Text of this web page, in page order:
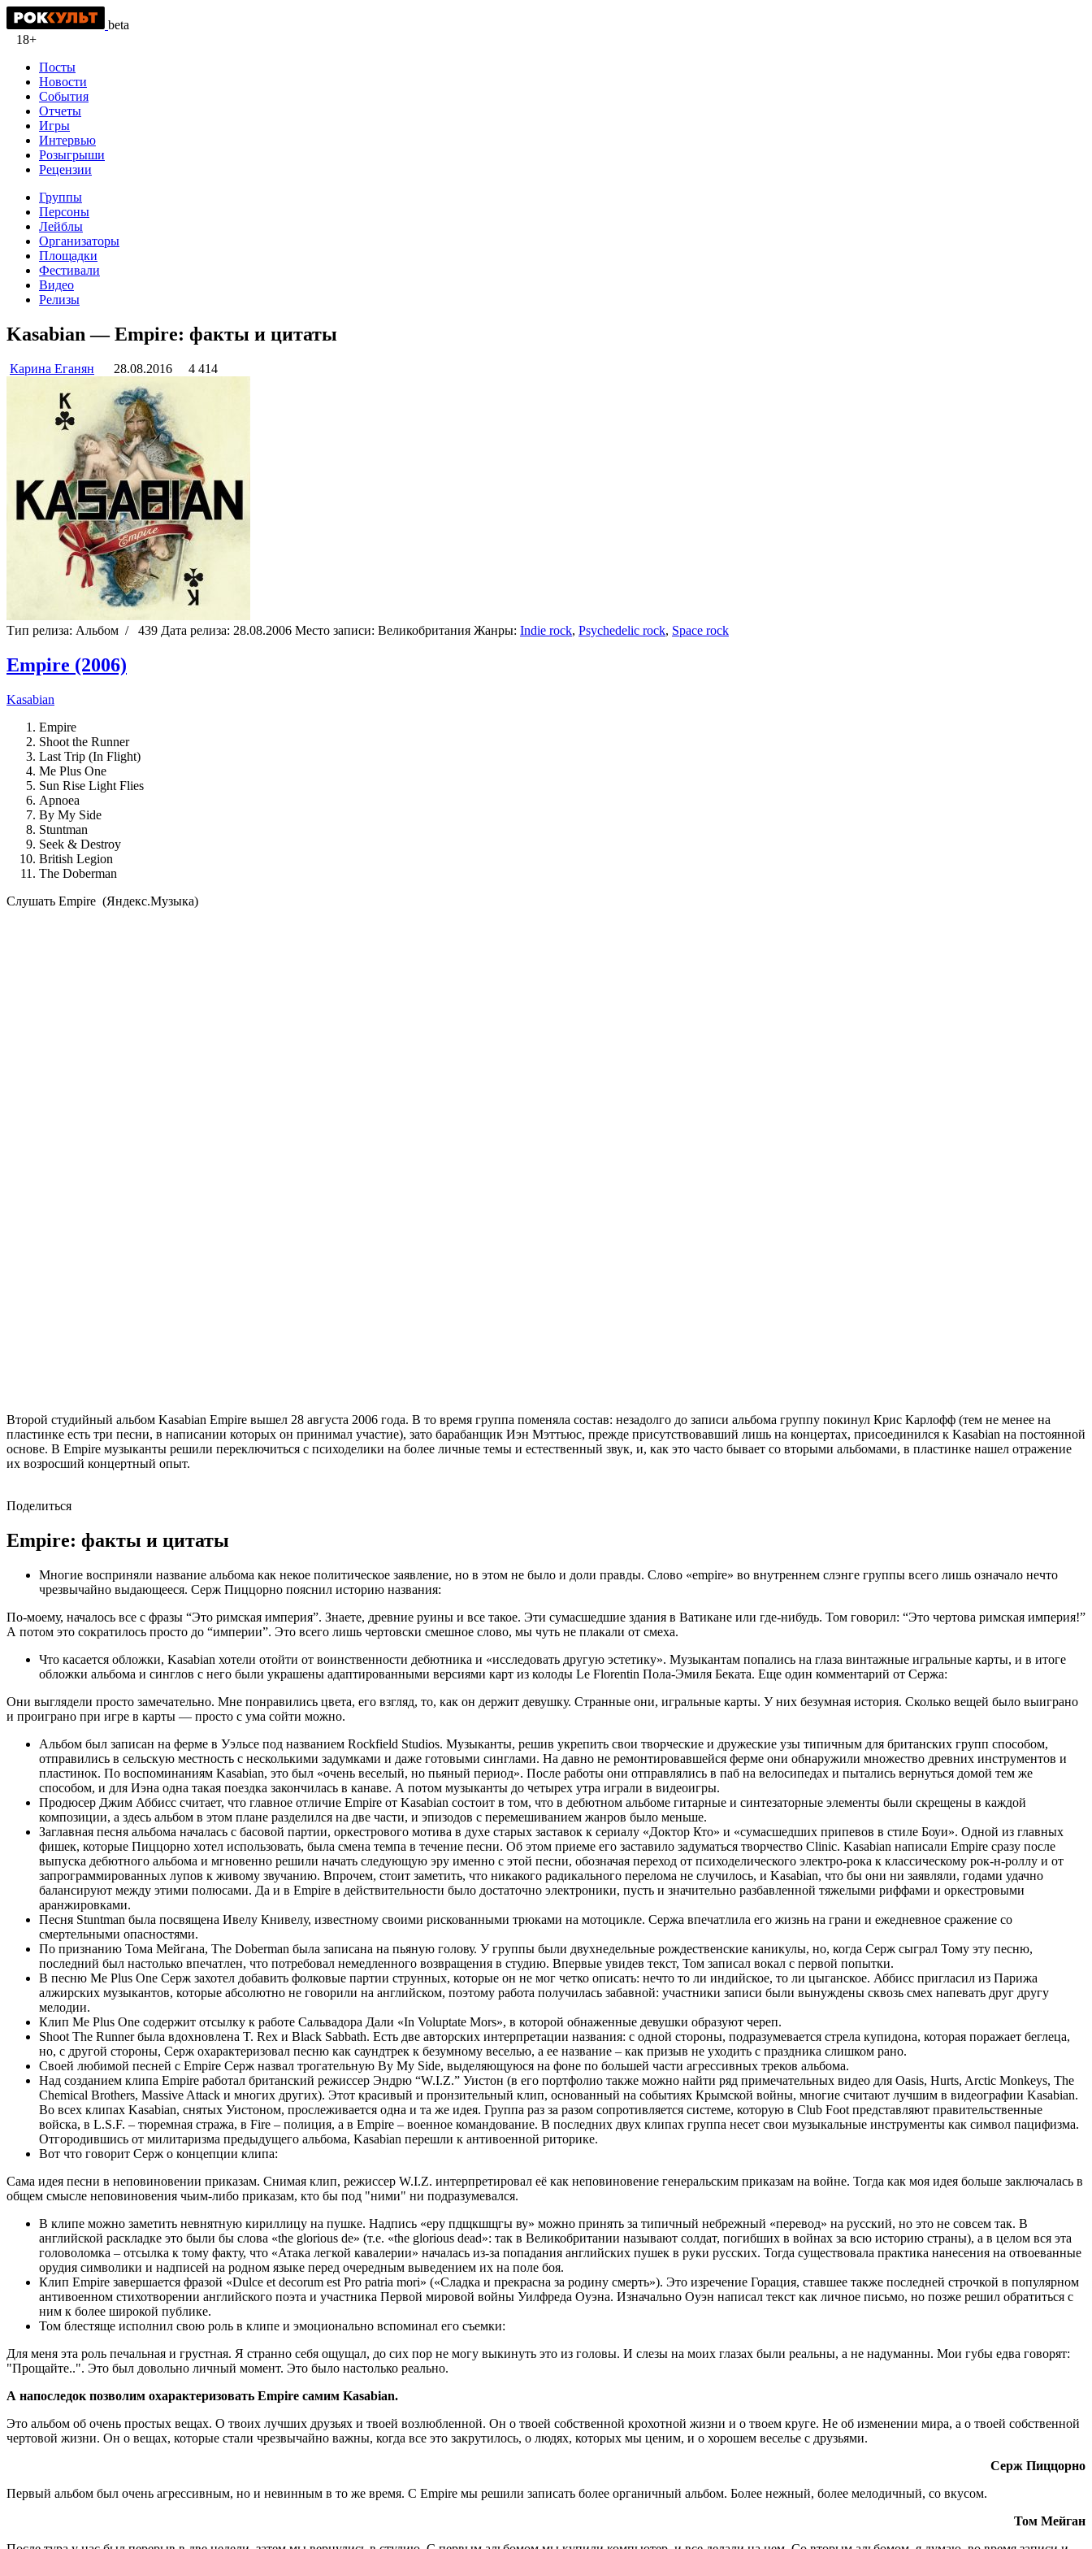
beta
18+
Посты
Новости
События
Отчеты
Игры
Интервью
Розыгрыши
Рецензии
Группы
Персоны
Лейблы
Организаторы
Площадки
Фестивали
Видео
Релизы
Kasabian — Empire: факты и цитаты
Карина Еганян 28.08.2016 4 414
Тип релиза: Альбом / 439 Дата релиза: 28.08.2006 Место записи: Великобритания Жанры: Indie rock, Psychedelic rock, Space rock
Empire (2006)
Kasabian
Empire
Shoot the Runner
Last Trip (In Flight)
Me Plus One
Sun Rise Light Flies
Apnoea
By My Side
Stuntman
Seek & Destroy
British Legion
The Doberman
Cлушать Empire (Яндекс.Музыка)
Второй студийный альбом Kasabian Empire вышел 28 августа 2006 года. В то время группа поменяла состав: незадолго до записи альбома группу покинул Крис Карлофф (тем не менее на
пластинке есть три песни, в написании которых он принимал участие), зато барабанщик Иэн Мэттьюс, прежде присутствовавший лишь на концертах, присоединился к Kasabian на постоянной
основе. В Empire музыканты решили переключиться с психоделики на более личные темы и естественный звук, и, как это часто бывает со вторыми альбомами, в пластинке нашел отражение
их возросший концертный опыт.
Поделиться
Empire: факты и цитаты
Многие восприняли название альбома как некое политическое заявление, но в этом не было и доли правды. Слово «empire» во внутреннем слэнге группы всего лишь означало нечто
чрезвычайно выдающееся. Серж Пиццорно пояснил историю названия:
По-моему, началось все с фразы “Это римская империя”. Знаете, древние руины и все такое. Эти сумасшедшие здания в Ватикане или где-нибудь. Том говорил: “Это чертова римская империя!”
А потом это сократилось просто до “империи”. Это всего лишь чертовски смешное слово, мы чуть не плакали от смеха.
Что касается обложки, Kasabian хотели отойти от воинственности дебютника и «исследовать другую эстетику». Музыкантам попались на глаза винтажные игральные карты, и в итоге
обложки альбома и синглов с него были украшены адаптированными версиями карт из колоды Le Florentin Пола-Эмиля Беката. Еще один комментарий от Сержа:
Они выглядели просто замечательно. Мне понравились цвета, его взгляд, то, как он держит девушку. Странные они, игральные карты. У них безумная история. Сколько вещей было выиграно
и проиграно при игре в карты — просто с ума сойти можно.
Альбом был записан на ферме в Уэльсе под названием Rockfield Studios. Музыканты, решив укрепить свои творческие и дружеские узы типичным для британских групп способом,
отправились в сельскую местность с несколькими задумками и даже готовыми синглами. На давно не ремонтировавшейся ферме они обнаружили множество древних инструментов и
пластинок. По воспоминаниям Kasabian, это был «очень веселый, но пьяный период». После работы они отправлялись в паб на велосипедах и пытались вернуться домой тем же
способом, и для Иэна одна такая поездка закончилась в канаве. А потом музыканты до четырех утра играли в видеоигры.
Продюсер Джим Аббисс считает, что главное отличие Empire от Kasabian состоит в том, что в дебютном альбоме гитарные и синтезаторные элементы были скрещены в каждой
композиции, а здесь альбом в этом плане разделился на две части, и эпизодов с перемешиванием жанров было меньше.
Заглавная песня альбома началась с басовой партии, оркестрового мотива в духе старых заставок к сериалу «Доктор Кто» и «сумасшедших припевов в стиле Боуи». Одной из главных
фишек, которые Пиццорно хотел использовать, была смена темпа в течение песни. Об этом приеме его заставило задуматься творчество Clinic. Kasabian написали Empire сразу после
выпуска дебютного альбома и мгновенно решили начать следующую эру именно с этой песни, обозначая переход от психоделического электро-рока к классическому рок-н-роллу и от
запрограммированных лупов к живому звучанию. Впрочем, стоит заметить, что никакого радикального перелома не случилось, и Kasabian, что бы они ни заявляли, годами удачно
балансируют между этими полюсами. Да и в Empire в действительности было достаточно электроники, пусть и значительно разбавленной тяжелыми риффами и оркестровыми
аранжировками.
Песня Stuntman была посвящена Ивелу Книвелу, известному своими рискованными трюками на мотоцикле. Сержа впечатлила его жизнь на грани и ежедневное сражение со
смертельными опасностями.
По признанию Тома Мейгана, The Doberman была записана на пьяную голову. У группы были двухнедельные рождественские каникулы, но, когда Серж сыграл Тому эту песню,
последний был настолько впечатлен, что потребовал немедленного возвращения в студию. Впервые увидев текст, Том записал вокал с первой попытки.
В песню Me Plus One Серж захотел добавить фолковые партии струнных, которые он не мог четко описать: нечто то ли индийское, то ли цыганское. Аббисс пригласил из Парижа
алжирских музыкантов, которые абсолютно не говорили на английском, поэтому работа получилась забавной: участники записи были вынуждены сквозь смех напевать друг другу
мелодии.
Клип Me Plus One содержит отсылку к работе Сальвадора Дали «In Voluptate Mors», в которой обнаженные девушки образуют череп.
Shoot The Runner была вдохновлена T. Rex и Black Sabbath. Есть две авторских интерпретации названия: с одной стороны, подразумевается стрела купидона, которая поражает беглеца,
но, с другой стороны, Серж охарактеризовал песню как саундтрек к безумному веселью, а ее название – как призыв не уходить с праздника слишком рано.
Своей любимой песней с Empire Серж назвал трогательную By My Side, выделяющуюся на фоне по большей части агрессивных треков альбома.
Над созданием клипа Empire работал британский режиссер Эндрю “W.I.Z.” Уистон (в его портфолио также можно найти ряд примечательных видео для Oasis, Hurts, Arctic Monkeys, The
Chemical Brothers, Massive Attack и многих других). Этот красивый и пронзительный клип, основанный на событиях Крымской войны, многие считают лучшим в видеографии Kasabian.
Во всех клипах Kasabian, снятых Уистоном, прослеживается одна и та же идея. Группа раз за разом сопротивляется системе, которую в Club Foot представляют правительственные
войска, в L.S.F. – тюремная стража, в Fire – полиция, а в Empire – военное командование. В последних двух клипах группа несет свои музыкальные инструменты как символ пацифизма.
Отгородившись от милитаризма предыдущего альбома, Kasabian перешли к антивоенной риторике.
Вот что говорит Серж о концепции клипа:
Сама идея песни в неповиновении приказам. Снимая клип, режиссер W.I.Z. интерпретировал её как неповиновение генеральским приказам на войне. Тогда как моя идея больше заключалась в
общем смысле неповиновения чьим-либо приказам, кто бы под "ними" ни подразумевался.
В клипе можно заметить невнятную кириллицу на пушке. Надпись «еру пдщкшщгы ву» можно принять за типичный небрежный «перевод» на русский, но это не совсем так. В
английской раскладке это были бы слова «the glorious de» (т.е. «the glorious dead»: так в Великобритании называют солдат, погибших в войнах за всю историю страны), а в целом вся эта
головоломка – отсылка к тому факту, что «Атака легкой кавалерии» началась из-за попадания английских пушек в руки русских. Тогда существовала практика нанесения на отвоеванные
орудия символики и надписей на родном языке перед очередным выведением их на поле боя.
Клип Empire завершается фразой «Dulce et decorum est Pro patria mori» («Сладка и прекрасна за родину смерть»). Это изречение Горация, ставшее также последней строчкой в популярном
антивоенном стихотворении английского поэта и участника Первой мировой войны Уилфреда Оуэна. Изначально Оуэн написал текст как личное письмо, но позже решил обратиться с
ним к более широкой публике.
Том блестяще исполнил свою роль в клипе и эмоционально вспоминал его съемки:
Для меня эта роль печальная и грустная. Я странно себя ощущал, до сих пор не могу выкинуть это из головы. И слезы на моих глазах были реальны, а не надуманны. Мои губы едва говорят:
"Прощайте..". Это был довольно личный момент. Это было настолько реально.
А напоследок позволим охарактеризовать Empire самим Kasabian.
Это альбом об очень простых вещах. О твоих лучших друзьях и твоей возлюбленной. Он о твоей собственной крохотной жизни и о твоем круге. Не об изменении мира, а о твоей собственной
чертовой жизни. Он о вещах, которые стали чрезвычайно важны, когда все это закрутилось, о людях, которых мы ценим, и о хорошем веселье с друзьями.
Серж Пиццорно
Первый альбом был очень агрессивным, но и невинным в то же время. С Empire мы решили записать более органичный альбом. Более нежный, более мелодичный, со вкусом.
Том Мейган